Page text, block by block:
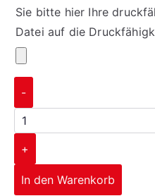
Sie bitte hier Ihre
Datei auf die
-
+
In den Warenkorb